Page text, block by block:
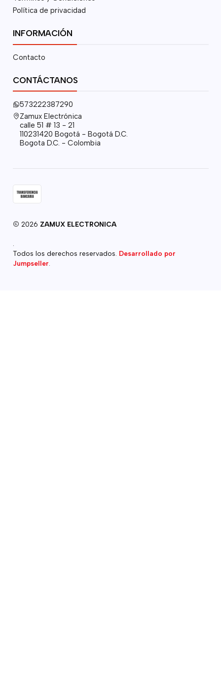
Política de privacidad
INFORMACIÓN
Contacto
CONTÁCTANOS
573222387290
Zamux Electrónica
calle 51 # 13 - 21
110231420 Bogotá - Bogotá D.C.
Bogota D.C. - Colombia
2026 ZAMUX ELECTRONICA
Todos los derechos reservados. Desarrollado por
Jumpseller